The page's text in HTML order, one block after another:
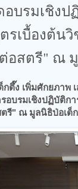
อบรมเชิง
รเบื้องต้น
อสตรี" ณ
กตึ๊ง เพิ่มศักยภาพ
อบรมเชิงปฏิบัติก
รี" ณ มูลนิธิป่อเต็